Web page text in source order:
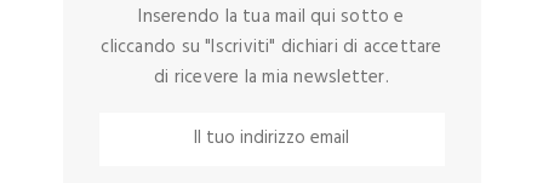
Inserendo la tua mail qui sotto e
cliccando su "Iscriviti" dichiari di accettare
di ricevere la mia newsletter.